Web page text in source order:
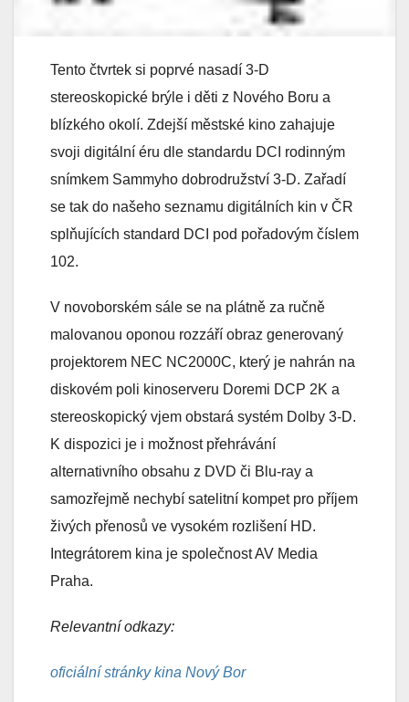
Tento čtvrtek si poprvé nasadí 3-D
stereoskopické brýle i děti z Nového Boru a
blízkého okolí. Zdejší městské kino zahajuje
svoji digitální éru dle standardu DCI rodinným
snímkem Sammyho dobrodružství 3-D. Zařadí
se tak do našeho seznamu digitálních kin v ČR
splňujících standard DCI pod pořadovým číslem
102.
V novoborském sále se na plátně za ručně
malovanou oponou rozzáří obraz generovaný
projektorem NEC NC2000C, který je nahrán na
diskovém poli kinoserveru Doremi DCP 2K a
stereoskopický vjem obstará systém Dolby 3-D.
K dispozici je i možnost přehrávání
alternativního obsahu z DVD či Blu-ray a
samozřejmě nechybí satelitní kompet pro příjem
živých přenosů ve vysokém rozlišení HD.
Integrátorem kina je společnost AV Media
Praha.
Relevantní odkazy:
oficiální stránky kina Nový Bor